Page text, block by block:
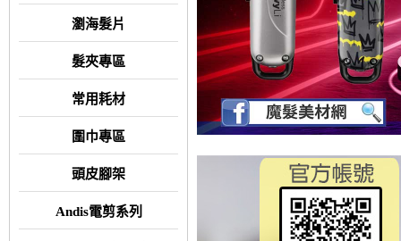
瀏海髮片
髮夾專區
常用耗材
圍巾專區
頭皮腳架
Andis電剪系列